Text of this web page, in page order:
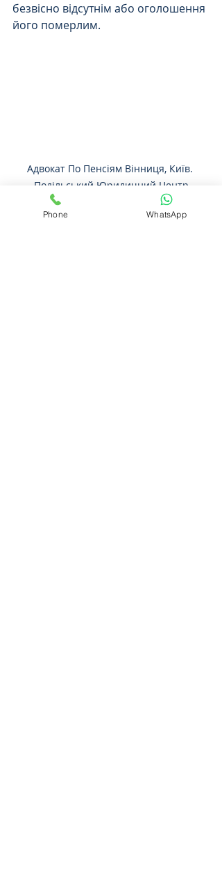
безвісно відсутнім або оголошення
його померлим.
Адвокат По Пенсіям Вінниця, Київ.
Подільський Юридичний Центр
Phone WhatsApp